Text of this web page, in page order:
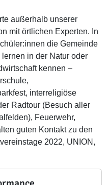
außerhalb unserer
mit örtlichen Experten. In
die Gemeinde
in der Natur oder
kennen –
interreligiöse
Radtour (Besuch aller
Feuerwehr,
guten Kontakt zu den
2022, UNION,